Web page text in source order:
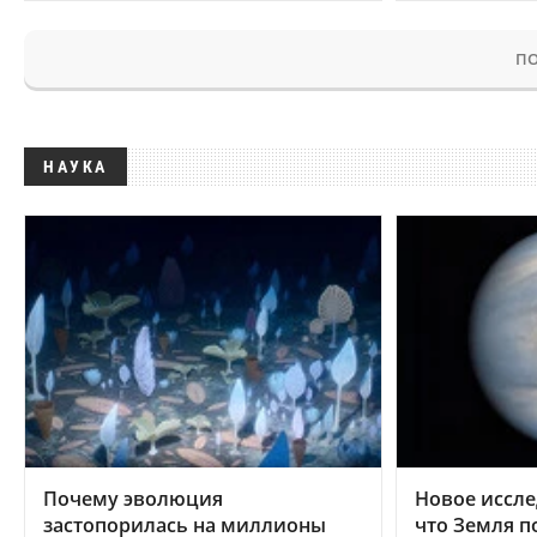
НАУКА
Почему эволюция
застопорилась на миллионы
Новое
что Земля